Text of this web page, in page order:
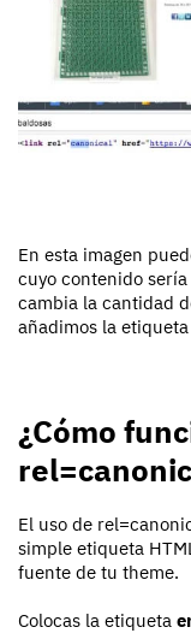
En esta imagen
cuyo contenido
cambia la cantidad
añadimos la
¿Cómo
El uso de
simple etiqueta
fuente de tu theme.
Colocas la etiqueta